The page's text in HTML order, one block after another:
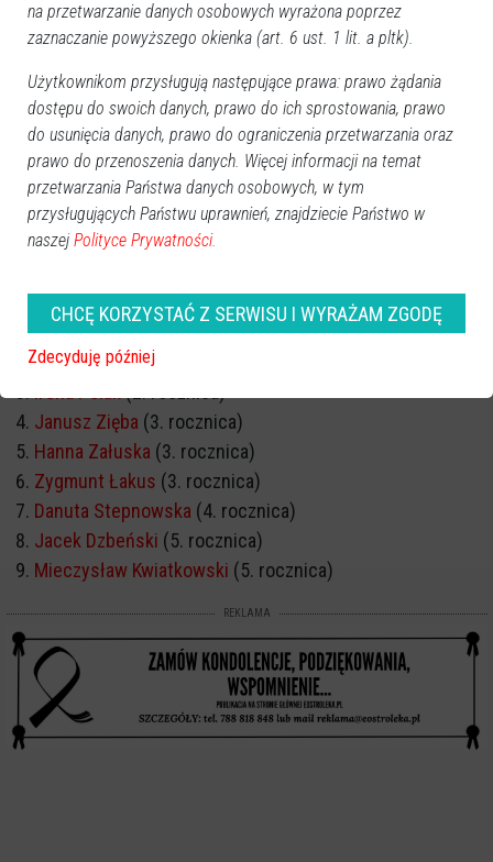
ROCZNICA ŚMIERCI
Barbara Śniadach(1. rocznica)
Jerzy Długołęcki
Janusz Zięba (3. rocznica)
Hanna Załuska (3. rocznica)
Zygmunt Łakus (3. rocznica)
Danuta Stepnowska (4. rocznica)
Jacek Dzbeński (5. rocznica)
Mieczysław Kwiatkowski (5. rocznica)
REKLAMA
na przetwarzanie danych osobowych wyrażona poprzez
zaznaczanie powyższego okienka (art. 6 ust. 1 lit. a pltk).
Użytkownikom przysługują następujące prawa: prawo żądania
dostępu do swoich danych, prawo do ich sprostowania, prawo
do usunięcia danych, prawo do ograniczenia przetwarzania oraz
prawo do przenoszenia danych. Więcej informacji na temat
przetwarzania Państwa danych osobowych, w tym
przysługujących Państwu uprawnień, znajdziecie Państwo w
naszej Polityce Prywatności.
CHCĘ KORZYSTAĆ Z SERWISU I WYRAŻAM ZGODĘ
Zdecyduję później